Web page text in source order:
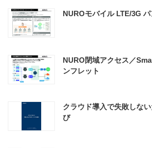
NUROモバイル LTE/3G パ
NURO閉域アクセス／
ンフレット
クラウド導入で失敗しな
び